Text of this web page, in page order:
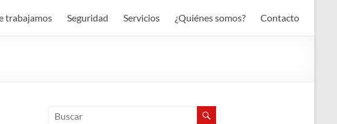
trabajamos Seguridad Servicios ¿Quiénes somos? Contacto